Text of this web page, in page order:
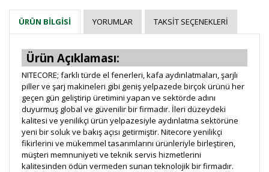
ÜRÜN BILGISI YORUMLAR TAKSIT SEÇENEKLERI
Ürün Açıklaması:
NITECORE; farklı türde el fenerleri, kafa aydınlatmaları, şarjlı
piller ve şarj makineleri gibi geniş yelpazede birçok ürünü her
geçen gün geliştirip üretimini yapan ve sektörde adını
duyurmuş global ve güvenilir bir firmadır. İleri düzeydeki
kalitesi ve yenilikçi ürün yelpazesiyle aydınlatma sektörüne
yeni bir soluk ve bakış açısı getirmiştir. Nitecore yenilikçi
fikirlerini ve mükemmel tasarımlarını ürünleriyle birleştiren,
müşteri memnuniyeti ve teknik servis hizmetlerini
kalitesinden ödün vermeden sunan teknolojik bir firmadır.